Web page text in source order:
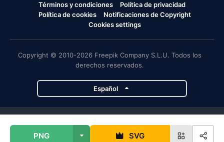
PNG SVG
Términos y condiciones
Política de privacidad
Política de cookies
Notificaciones de Copyright
Cookies settings
Copyright © 2010-2026 Freepik Company S.L.U. Todos los
derechos reservados.
Español